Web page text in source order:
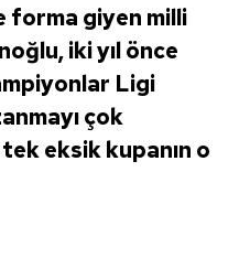
forma giyen milli
iki yıl önce
Ligi
çok
eksik kupanın o